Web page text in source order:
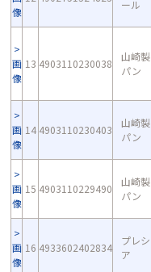
像
ール
画
像
13 4903110230038
山崎製
パン
画
像
14 4903110230403
山崎製
パン
画
像
15 4903110229490
山崎製
パン
画
像
16 4933602402834
プレシ
ア